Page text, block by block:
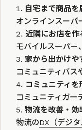
自宅まで商品を
オンラインスーパ
近隣にお店を作
モバイルスーパー
家から出かけや
コミュニティバス
コミュニティを
コミュニティガー
物流を改善・効
物流のDX（デジ